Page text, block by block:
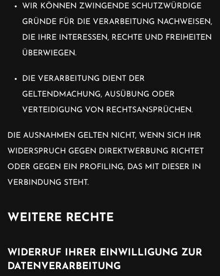
WIR KÖNNEN ZWINGENDE SCHUTZWÜRDIGE
GRÜNDE FÜR DIE VERARBEITUNG NACHWEISEN,
DIE IHRE INTERESSEN, RECHTE UND FREIHEITEN
ÜBERWIEGEN.
DIE VERARBEITUNG DIENT DER
GELTENDMACHUNG, AUSÜBUNG ODER
VERTEIDIGUNG VON RECHTSANSPRÜCHEN.
DIE AUSNAHMEN GELTEN NICHT, WENN SICH IHR
WIDERSPRUCH GEGEN DIREKTWERBUNG RICHTET
ODER GEGEN EIN PROFILING, DAS MIT DIESER IN
VERBINDUNG STEHT.
WEITERE RECHTE
WIDERRUF IHRER EINWILLIGUNG ZUR
DATENVERARBEITUNG